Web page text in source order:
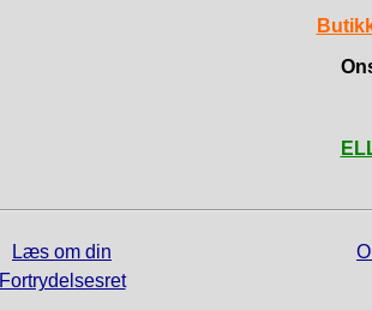
Læs om din
Fortrydelsesret